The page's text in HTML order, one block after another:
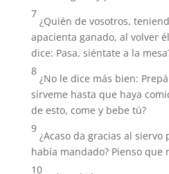
7
¿Quién de vosotros,
apacienta ganado, al volver
dice: Pasa, siéntate a la
8
¿No le dice más bien:
sírveme hasta que haya
de esto, come y bebe tú?
9
¿Acaso da gracias al
había mandado? Pienso que
10